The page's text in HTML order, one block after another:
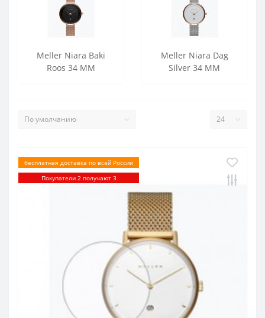
Meller Niara Baki
Roos 34 MM
Meller Niara Dag
Silver 34 MM
бесплатная доставка по всей России
Покупатели 2 получают 3